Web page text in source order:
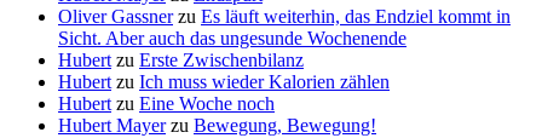
Oliver Gassnerzu Es läuft weiterhin, das Endziel kommt in
Sicht. Aber auch das ungesunde Wochenende
Hubert zu Erste Zwischenbilanz
Hubert zu Ich muss wieder Kalorien zählen
Hubert zu Eine Woche noch
Hubert Mayerzu Bewegung, Bewegung!